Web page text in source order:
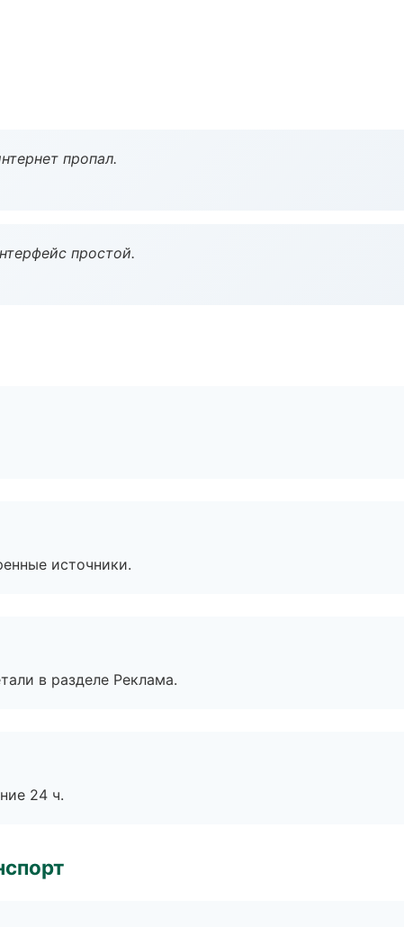
пропал.
простой.
источники.
в разделе Реклама.
24 ч.